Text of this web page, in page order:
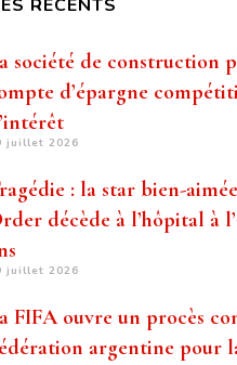
RÉCENTS
société de construction
d’épargne
juillet 2026
: la star bien-
décède à l’hôpital à
juillet 2026
FIFA ouvre un procès
argentine pour